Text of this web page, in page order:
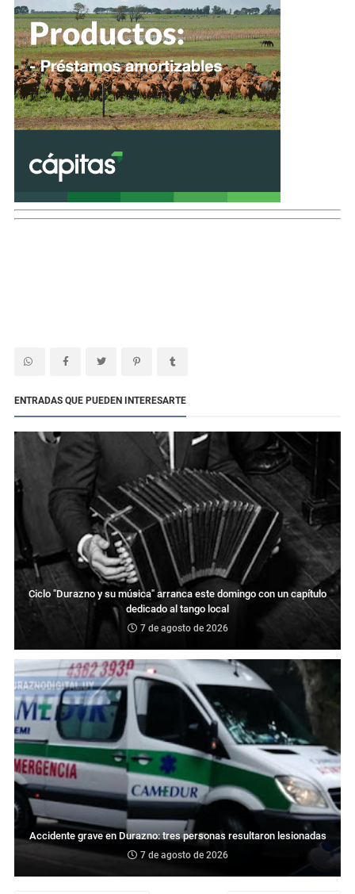
ENTRADAS QUE PUEDEN INTERESARTE
Ciclo "Durazno y su música" arranca este domingo con un capítulo
dedicado al tango local
7 de agosto de 2026
Accidente grave en Durazno: tres personas resultaron lesionadas
7 de agosto de 2026